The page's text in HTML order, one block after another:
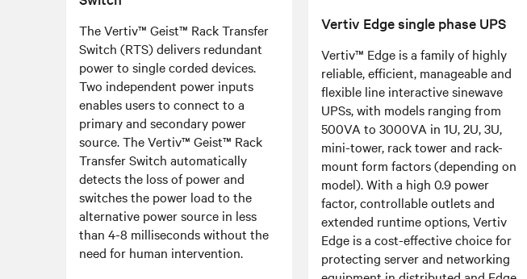
The Vertiv™ Geist™ Rack Transfer
Switch (RTS) delivers redundant
power to single corded devices.
Two independent power inputs
enables users to connect to a
primary and secondary power
source. The Vertiv™ Geist™ Rack
Transfer Switch automatically
detects the loss of power and
switches the power load to the
alternative power source in less
than 4-8 milliseconds without the
need for human intervention.
Vertiv Edge single phase UPS
Vertiv™ Edge is a family of highly
reliable, efficient, manageable and
flexible line interactive sinewave
UPSs, with models ranging from
500VA to 3000VA in 1U, 2U, 3U,
mini-tower, rack tower and rack-
mount form factors (depending on
model). With a high 0.9 power
factor, controllable outlets and
extended runtime options, Vertiv
Edge is a cost-effective choice for
protecting server and networking